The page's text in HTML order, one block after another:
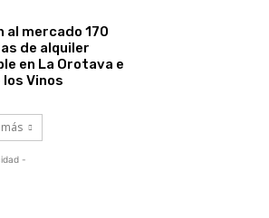
al mercado 170
de alquiler
en La Orotava e
los Vinos
-